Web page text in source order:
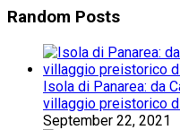
Random Posts
Isola di Panarea: da
villaggio preistorico
September 22, 2021